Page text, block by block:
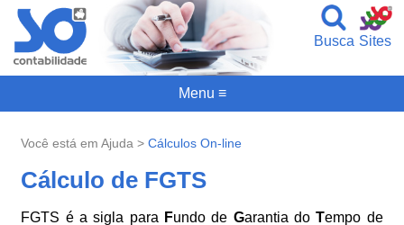
Sites
Busca
Você está em Ajuda >Cálculos On-line
Cálculo de FGTS
FGTS é a sigla para Fundo de Garantia doTempo de